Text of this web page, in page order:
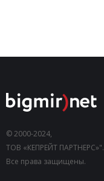
© 2000-2024,
ТОВ «КЕПРЕЙТ ПАРТНЕРС»".
Все права защищены.